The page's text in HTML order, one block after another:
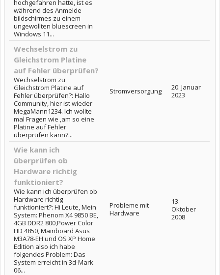
hochgefahren hatte, ist es
während des Anmelde
bildschirmes zu einem
ungewollten bluescreen in
Windows 11...
Wechselstrom zu
Gleichstrom Platine
auf Fehler überprüfen?
Wechselstrom zu
Gleichstrom Platine auf
Fehler überprüfen?: Hallo
Community, hier ist wieder
MegaMann1234. Ich wollte
mal Fragen wie ,am so eine
Platine auf Fehler
überprüfen kann?...
Stromversorgung
20. Januar
2023
Wie kann ich
überprüfen ob
Hardware richtig
funktioniert?
Wie kann ich überprüfen ob
Hardware richtig
funktioniert?: Hi Leute, Mein
System: Phenom X4 9850 BE,
4GB DDR2 800,Power Color
HD 4850, Mainboard Asus
M3A78-EH und OS XP Home
Edition also ich habe
folgendes Problem: Das
System erreicht in 3d-Mark
06...
Probleme mit
Hardware
13.
Oktober
2008